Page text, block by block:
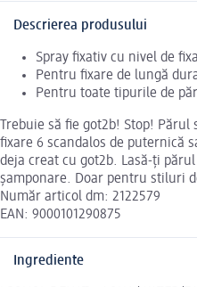
Descrierea produsului
Spray fixativ cu nivel de
Pentru fixare de lungă
Pentru toate tipurile de păr
Trebuie să fie got2b! Stop!
fixare 6 scandalos de puternică
deja creat cu got2b. Lasă-ți
șamponare. Doar pentru stiluri
Număr articol dm: 2122579
EAN: 9000101290875
Ingrediente